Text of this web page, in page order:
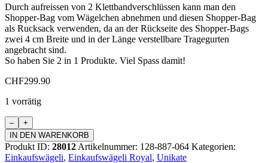
Durch aufreissen von 2 Klettbandverschlüssen kann man den
Shopper-Bag vom Wägelchen abnehmen und diesen Shopper-Bag
als Rucksack verwenden, da an der Rückseite des Shopper-Bags
zwei 4 cm Breite und in der Länge verstellbare Tragegurten
angebracht sind.
So haben Sie 2 in 1 Produkte. Viel Spass damit!
CHF299.90
1 vorrätig
Einkaufswägeli
"ROYAL"
Menge
IN DEN WARENKORB
Produkt ID: 28012 Artikelnummer: 128-887-064 Kategorien:
Einkaufswägeli, Einkaufswägeli Royal, Unikate